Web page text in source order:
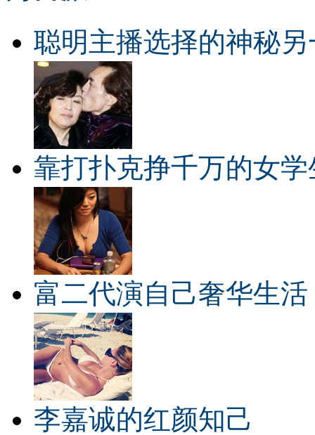
聪明主播选择的神秘另
靠打扑克挣千万的女学
富二代演自己奢华生活
李嘉诚的红颜知己